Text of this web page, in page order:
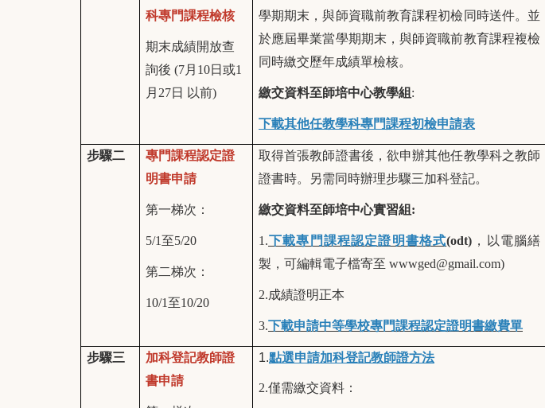
科專門課程檢核
期末成績開放查
詢後 (7月10日或1
月27日 以前)
學期期末，與師資職前教育課程初檢同時送件。並
於應屆畢業當學期期末，與師資職前教育課程複檢
同時繳交歷年成績單檢核。
繳交資料至師培中心教學組 :
下載其他任教學科專門課程初檢申請表
步驟二
專門課程認定證
明書申請
第一梯次：
5/1至5/20
第二梯次：
10/1至10/20
取得首張教師證書後，欲申辦其他任教學科之教師
證書時。另需同時辦理步驟三加科登記。
繳交資料至師培中心實習組:
1.下載專門課程認定證明書格式(odt) ，以電腦繕
製，可編輯電子檔寄至 wwwged@gmail.com)
2.成績證明正本
3.下載申請中等學校專門課程認定證明書繳費單
步驟三
加科登記教師證
書申請
1.點選申請加科登記教師證方法
2.僅需繳交資料：